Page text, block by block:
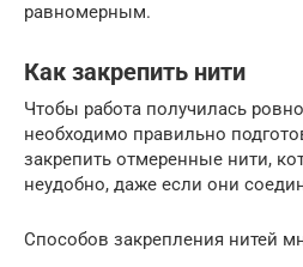
равномерным.
Как закрепить нити
Чтобы работа получилась
необходимо правильно
закрепить отмеренные нити,
неудобно, даже если они
Способов закрепления нитей